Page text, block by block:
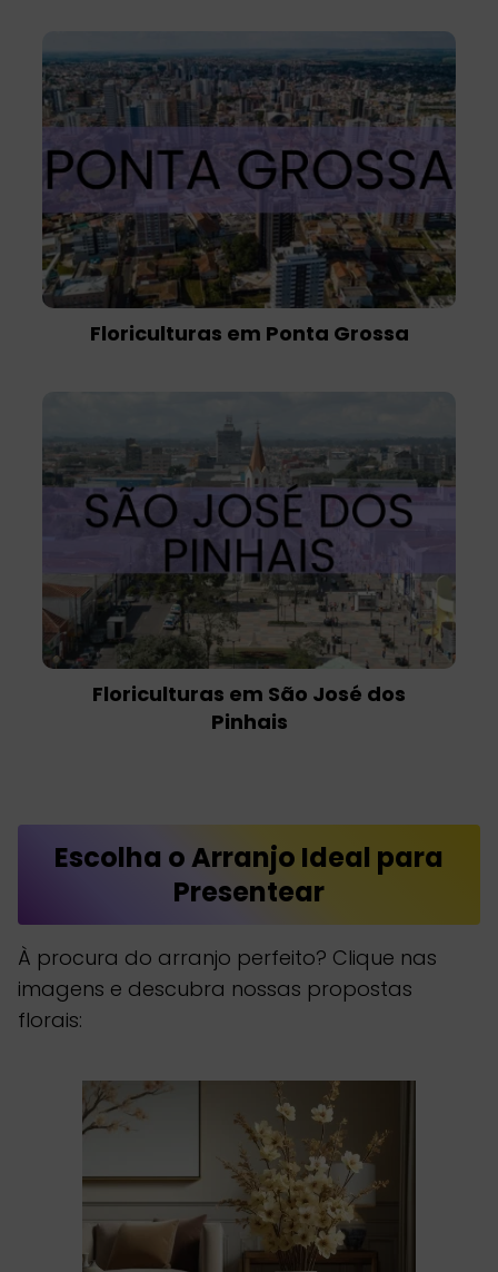
Floriculturas em Ponta Grossa
Floriculturas em São José dos
Pinhais
Escolha o Arranjo Ideal para
Presentear
À procura do arranjo perfeito? Clique nas
imagens e descubra nossas propostas
florais: